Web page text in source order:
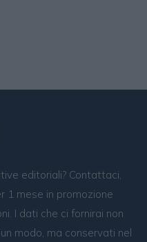
editoriali? Contattaci,
1 mese in promozione
I dati che ci fornirai non
modo, ma conservati nel